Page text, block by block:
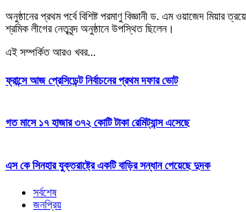
অনুষ্ঠানের প্রথম পর্বে বিশিষ্ট পরমাণু বিজ্ঞানী ড. এম ওয়াজেদ মিয়ার
শ্রমিক লীগের নেতৃবৃন্দ অনুষ্ঠানে উপস্থিত ছিলেন।
এই সম্পর্কিত আরও খবর...
ফ্রান্সে আজ প্রেসিডেন্ট নির্বাচনের প্রথম দফার ভোট
গত মাসে ১৭ হাজার ৩৭২ কোটি টাকা রেমিট্যান্স এসেছে
এস‌ কে সিনহার যুক্তরাষ্ট্রে একটি বাড়ির সন্ধান পেয়েছে দুদক
সর্বশেষ
জনপ্রিয়